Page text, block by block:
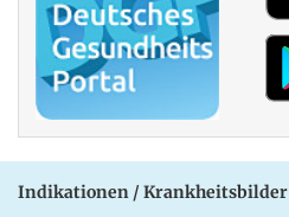
Indikationen / Krankheitsbilder